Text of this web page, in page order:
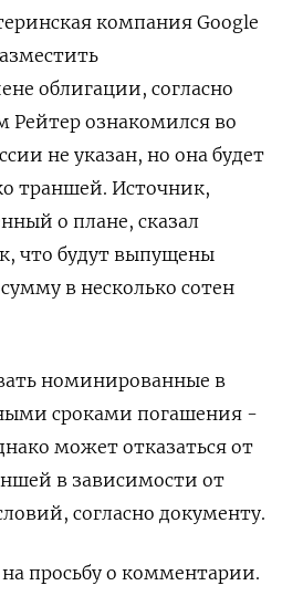
компания Google
облигации, ‌согласно
Рейтер ознакомился во
не указан, ​но ​она ​будет
траншей. Источник,
о ‌плане, сказал
что ​будут выпущены
в несколько сотен
‌номинированные в
сроками погашения -
может отказаться от
в зависимости от
согласно документу.
просьбу о комментарии.